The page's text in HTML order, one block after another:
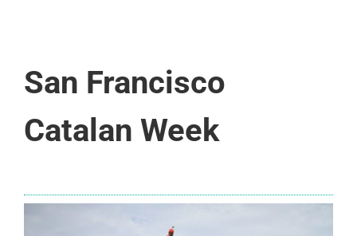
San Francisco
Catalan Week